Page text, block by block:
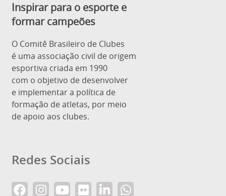
Inspirar para o esporte e
formar campeões
O Comitê Brasileiro de Clubes
é uma associação civil de origem
esportiva criada em 1990
com o objetivo de desenvolver
e implementar a política de
formação de atletas, por meio
de apoio aos clubes.
Redes Sociais